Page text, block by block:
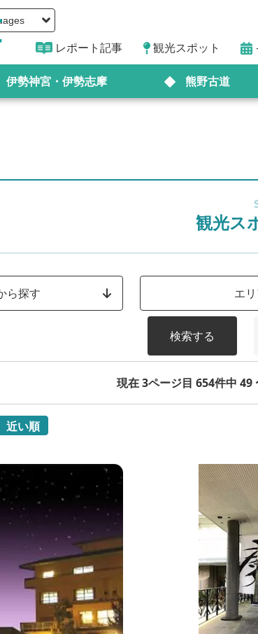
レポート記事 観光スポット
伊勢神宮・伊勢志摩 熊野古道
観光ス
ら探す エ
検索する
現在 3ページ目 654件中 49
近い順